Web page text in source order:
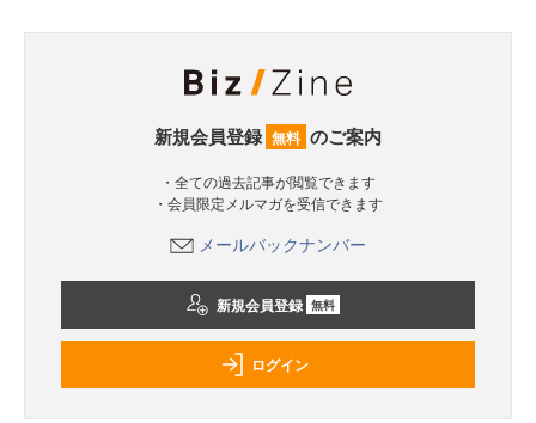
新規会員登録 無料 のご案内
・全ての過去記事が閲覧できます
・会員限定メルマガを受信できます
メールバックナンバー
新規会員登録 無料
ログイン